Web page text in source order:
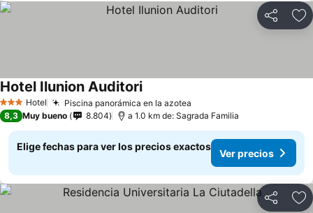
Compartir
3 Estrellas
Hotel Piscina panorámica en la azotea
Hotel Ilunion AuditoriVer precios
8,3 Muy bueno 8.804 a 1.0 km de: Sagrada Familia
Elige fechas para ver los precios exactos
Ver precios
Compartir